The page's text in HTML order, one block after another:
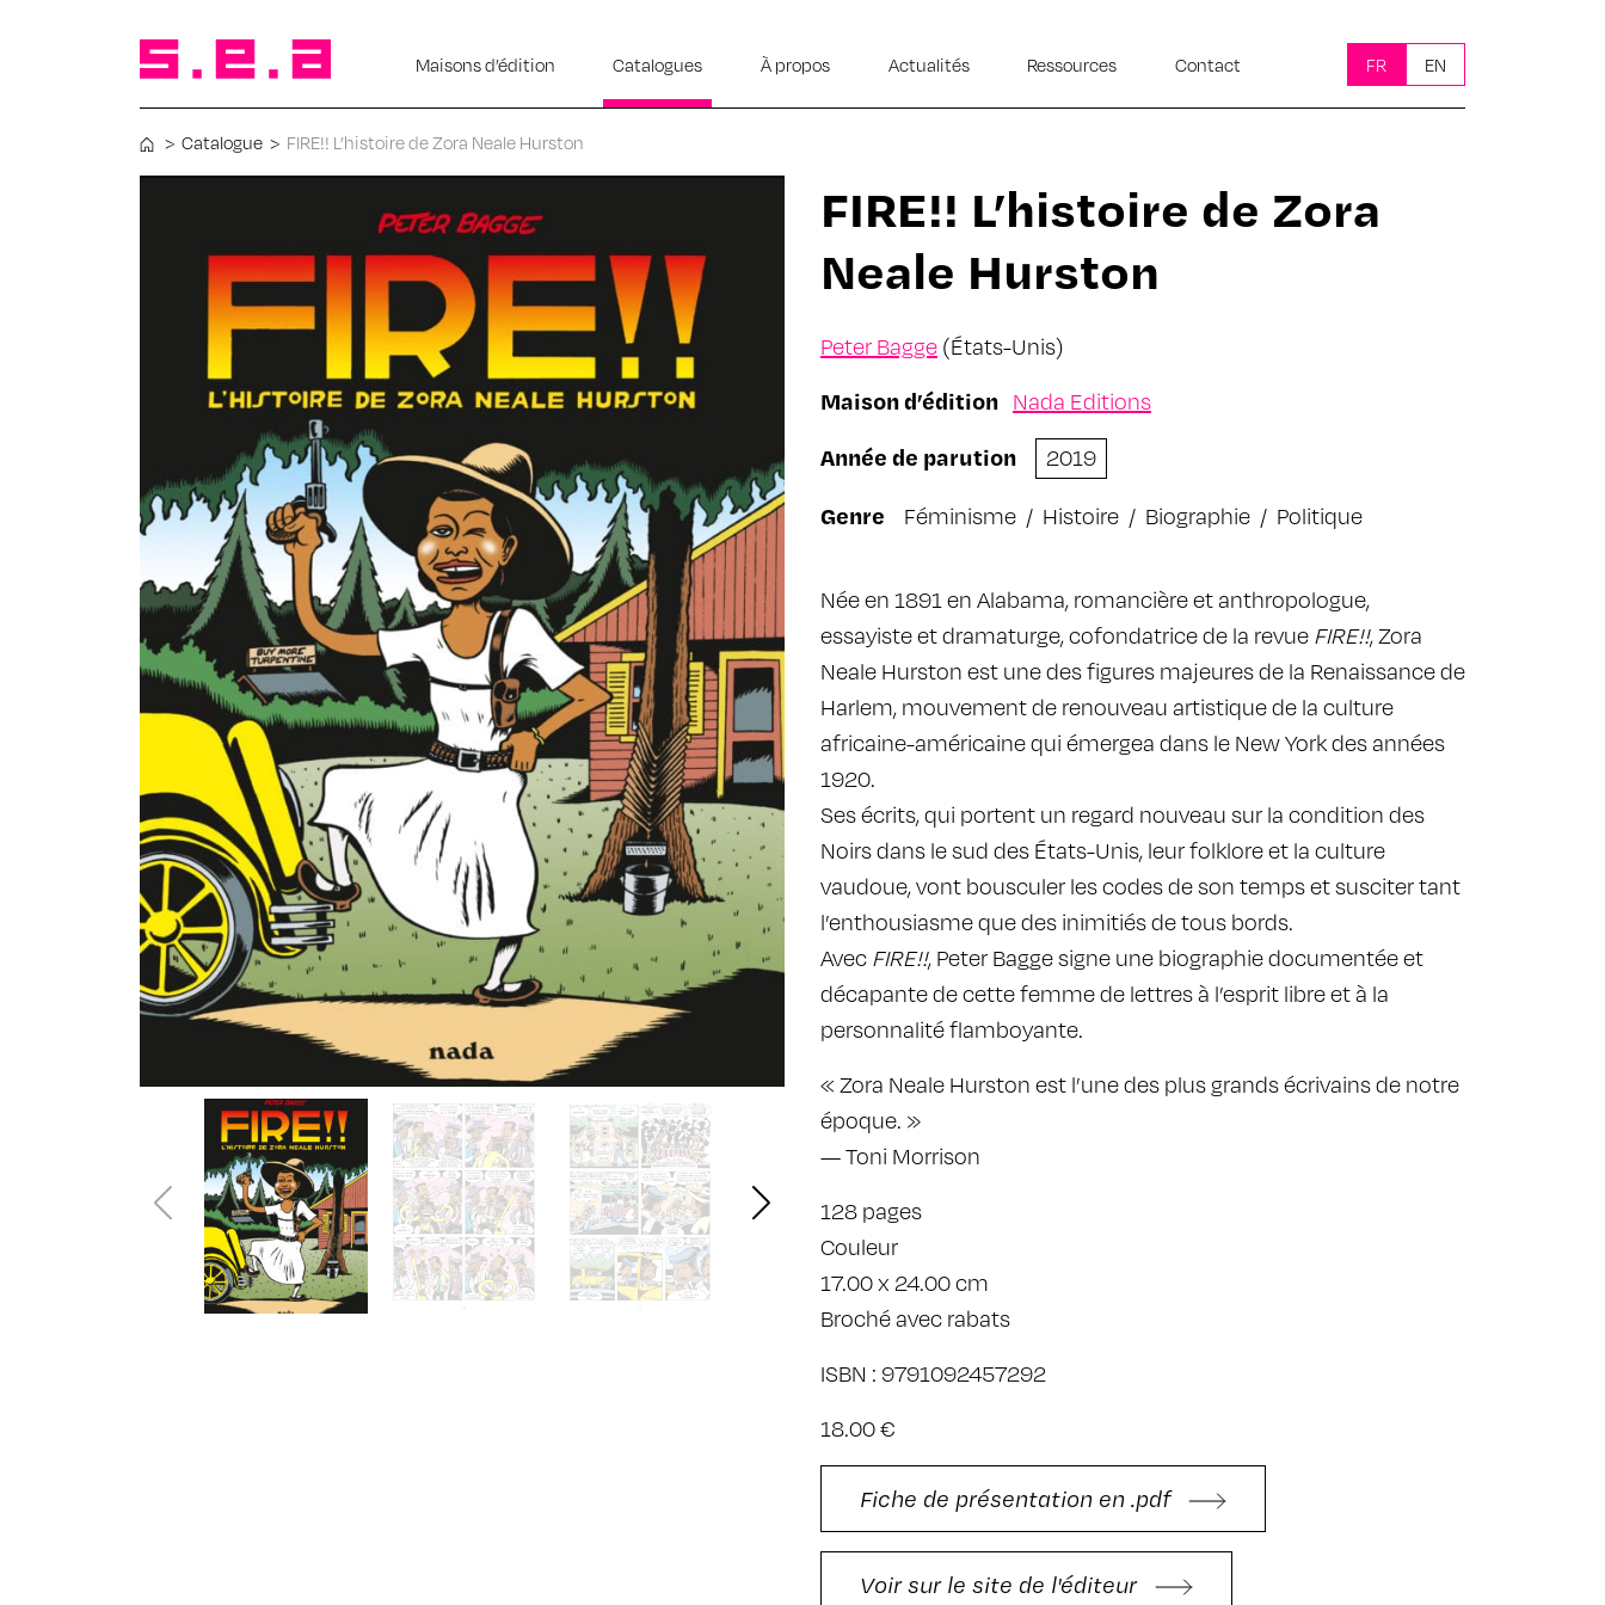
Maisons d’édition Catalogues À propos Actualités Ressources Contact FR EN
> Catalogue > FIRE!! L’histoire de Zora Neale Hurston
FIRE!! L’histoire de Zora
Neale Hurston
Peter Bagge (États-Unis)
Maison d’édition Nada Editions
Année de parution
2019
Genre
Féminisme / Histoire / Biographie / Politique
Née en 1891 en Alabama, romancière et anthropologue,
essayiste et dramaturge, cofondatrice de la revue FIRE!!, Zora
Neale Hurston est une des figures majeures de la Renaissance de
Harlem, mouvement de renouveau artistique de la culture
africaine-américaine qui émergea dans le New York des années
1920.
Ses écrits, qui portent un regard nouveau sur la condition des
Noirs dans le sud des États-Unis, leur folklore et la culture
vaudoue, vont bousculer les codes de son temps et susciter tant
l’enthousiasme que des inimitiés de tous bords.
Avec FIRE!!, Peter Bagge signe une biographie documentée et
décapante de cette femme de lettres à l’esprit libre et à la
personnalité flamboyante.
« Zora Neale Hurston est l’une des plus grands écrivains de notre
époque. »
— Toni Morrison
128 pages
Couleur
17.00 x 24.00 cm
Broché avec rabats
ISBN : 9791092457292
18.00 €
Fiche de présentation en .pdf
Voir sur le site de l'éditeur